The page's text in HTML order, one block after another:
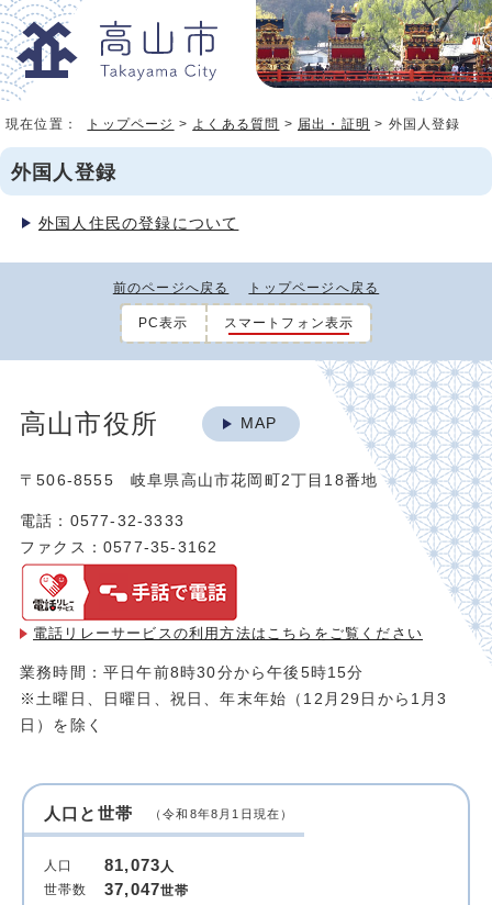
現在位置： トップページ > よくある質問 > 届出・証明 > 外国人登録
外国人登録
外国人住民の登録について
前のページへ戻る トップページへ戻る
PC表示 スマートフォン表示
高山市役所 MAP
〒506-8555 岐阜県高山市花岡町2丁目18番地
電話：0577-32-3333
ファクス：0577-35-3162
電話リレーサービスの利用方法は こちらをご覧ください
業務時間：平日午前8時30分から午後5時15分
※土曜日、日曜日、祝日、年末年始（12月29日から1月3
日）を除く
人口と世帯 （令和8年8月1日現在）
人口 81,073人
世帯数
37,047世帯